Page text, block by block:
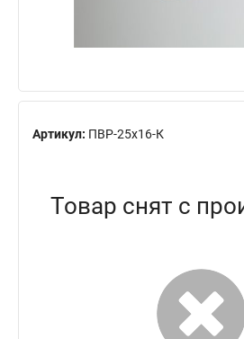
Артикул: ПВР-25х16-К
Товар снят с